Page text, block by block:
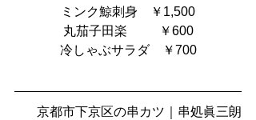
ミンク鯨刺身    ￥1,500
丸茄子田楽          ￥600
冷しゃぶサラダ    ￥700
京都市下京区の串カツ｜串処眞三朗